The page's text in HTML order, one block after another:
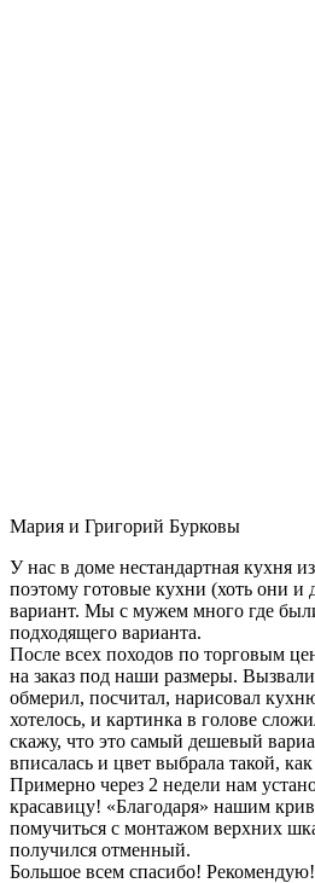
Мария и Григорий Бурковы
У нас в доме нестандартная кухня
поэтому готовые кухни (хоть они
вариант. Мы с мужем много где
подходящего варианта.
После всех походов по торговым
на заказ под наши размеры.
обмерил, посчитал, нарисовал
хотелось, и картинка в голове
скажу, что это самый дешевый
вписалась и цвет выбрала такой,
Примерно через 2 недели нам
красавицу! «Благодаря» нашим
помучиться с монтажом верхних
получился отменный.
Большое всем спасибо! Рекомендую!